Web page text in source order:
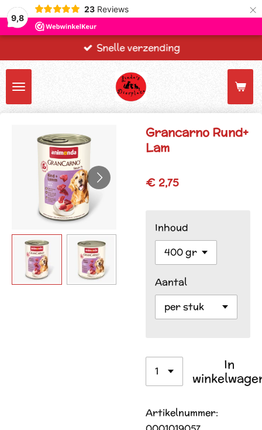
9,8
23 Reviews ×
Snelle verzending
Grancarno Rund+
Lam
€ 2,75
Inhoud
Aantal
In
Artikelnummer: